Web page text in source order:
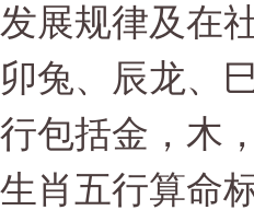
发展规律及在
卯兔、辰龙、
行包括金，木
生肖五行算命